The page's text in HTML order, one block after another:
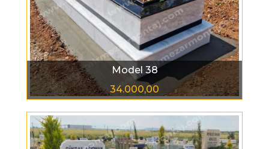
Model 38
34.000,00